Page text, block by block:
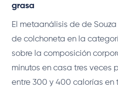
grasa
El metaanálisis de de
de colchoneta en la
sobre la composición
minutos en casa tres veces
entre 300 y 400 calorías en